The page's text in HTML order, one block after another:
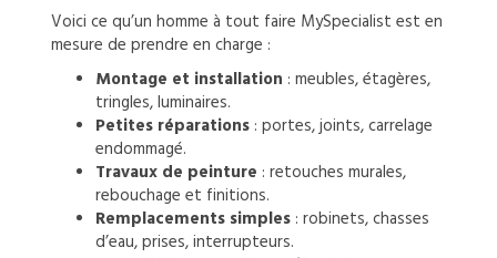
Voici ce qu’un homme à tout faire MySpecialist est en
mesure de prendre en charge :
Montage et installation : meubles, étagères,
tringles, luminaires.
Petites réparations: portes, joints, carrelage
endommagé.
Travaux de peinture : retouches murales,
rebouchage et finitions.
Remplacements simples: robinets, chasses
d’eau, prises, interrupteurs.